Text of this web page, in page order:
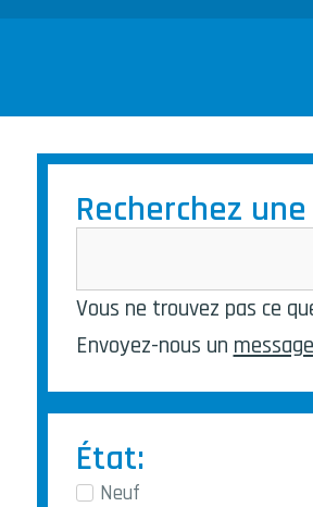
Recherchez
Vous ne trouvez pas ce
Envoyez-nous un message
État:
Neuf